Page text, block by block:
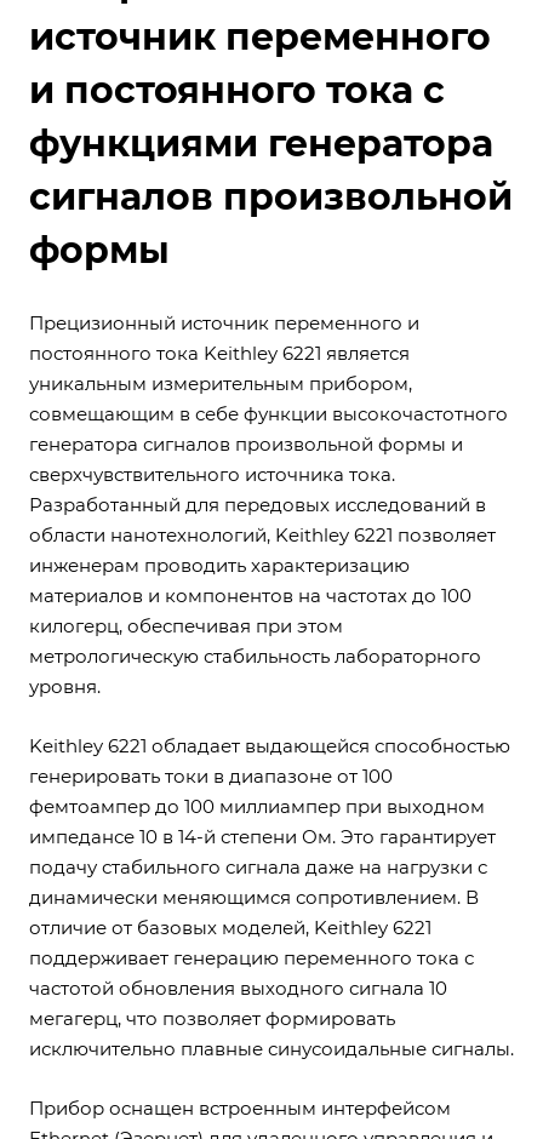
источник переменного
и постоянного тока с
функциями генератора
сигналов произвольной
формы
Прецизионный источник переменного и
постоянного тока Keithley 6221 является
уникальным измерительным прибором,
совмещающим в себе функции высокочастотного
генератора сигналов произвольной формы и
сверхчувствительного источника тока.
Разработанный для передовых исследований в
области нанотехнологий, Keithley 6221 позволяет
инженерам проводить характеризацию
материалов и компонентов на частотах до 100
килогерц, обеспечивая при этом
метрологическую стабильность лабораторного
уровня.
Keithley 6221 обладает выдающейся способностью
генерировать токи в диапазоне от 100
фемтоампер до 100 миллиампер при выходном
импедансе 10 в 14-й степени Ом. Это гарантирует
подачу стабильного сигнала даже на нагрузки с
динамически меняющимся сопротивлением. В
отличие от базовых моделей, Keithley 6221
поддерживает генерацию переменного тока с
частотой обновления выходного сигнала 10
мегагерц, что позволяет формировать
исключительно плавные синусоидальные сигналы.
Прибор оснащен встроенным интерфейсом